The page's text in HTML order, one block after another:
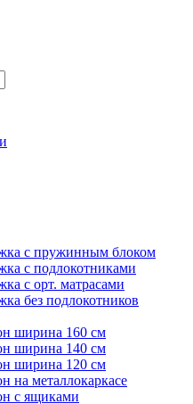
с пружинным блоком
с подлокотниками
с орт. матрасами
без подлокотников
ширина 160 см
ширина 140 см
ширина 120 см
на металлокаркасе
c ящиками